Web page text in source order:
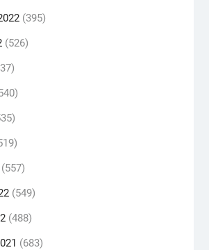
(395)
(526)
(549)
(488)
(683)